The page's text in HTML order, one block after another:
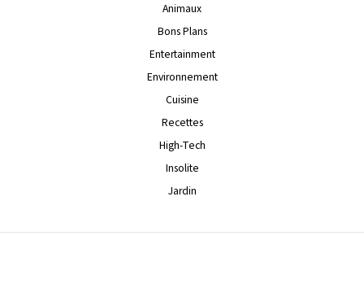
Animaux
Bons Plans
Entertainment
Environnement
Cuisine
Recettes
High-Tech
Insolite
Jardin